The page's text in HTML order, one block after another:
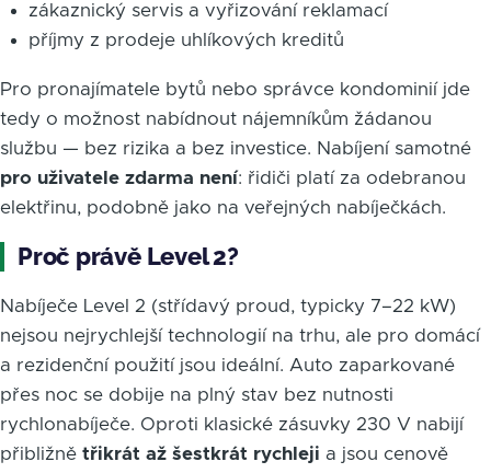
zákaznický servis a vyřizování reklamací
příjmy z prodeje uhlíkových kreditů
Pro pronajímatele bytů nebo správce kondominií jde
tedy o možnost nabídnout nájemníkům žádanou
službu — bez rizika a bez investice. Nabíjení samotné
pro uživatele zdarma není: řidiči platí za odebranou
elektřinu, podobně jako na veřejných nabíječkách.
Proč právě Level 2?
Nabíječe Level 2 (střídavý proud, typicky 7–22 kW)
nejsou nejrychlejší technologií na trhu, ale pro domácí
a rezidenční použití jsou ideální. Auto zaparkované
přes noc se dobije na plný stav bez nutnosti
rychlonabíječe. Oproti klasické zásuvky 230 V nabijí
přibližně třikrát až šestkrát rychleji a jsou cenově